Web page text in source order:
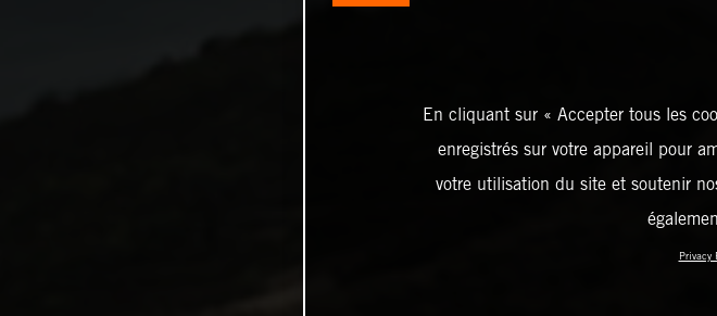
En cliquant sur « Accepter tous les
enregistrés sur votre appareil pour
votre utilisation du site et soutenir
Privacy